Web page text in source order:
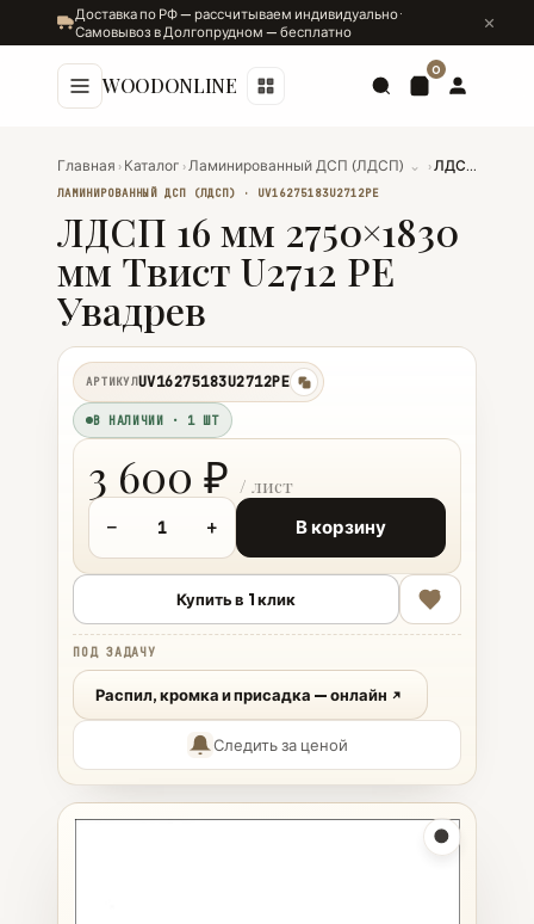
Доставка по РФ — рассчитываем индивидуально ·
Самовывоз в Долгопрудном — бесплатно
WOODONLINE
0
Главная › Каталог ›Ламинированный ДСП (ЛДСП) ⌄ › ЛДСП 16 мм 2750×1830 мм Твист U2712 PE Увадрев
ЛАМИНИРОВАННЫЙ ДСП (ЛДСП) · UV16275183U2712PE
ЛДСП 16 мм 2750×1830
мм Твист U2712 PE
Увадрев
АРТИКУЛUV16275183U2712PE
копировать
В НАЛИЧИИ · 1 ШТ
3 600 ₽
− + В корзину
Купить в 1 клик
ПОД ЗАДАЧУ
Распил, кромка и присадка — онлайн
Следить за ценой